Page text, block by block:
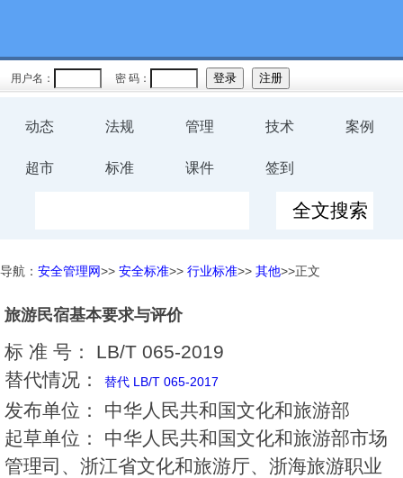
用户名： 密 码：
动态 法规 管理 技术 案例
超市 标准 课件 签到
导航： 安全管理网>> 安全标准>> 行业标准>> 其他>>正文
旅游民宿基本要求与评价
标 准 号： LB/T 065-2019
替代情况：
替代 LB/T 065-2017
发布单位： 中华人民共和国文化和旅游部
起草单位： 中华人民共和国文化和旅游部市场
管理司、浙江省文化和旅游厅、浙海旅游职业